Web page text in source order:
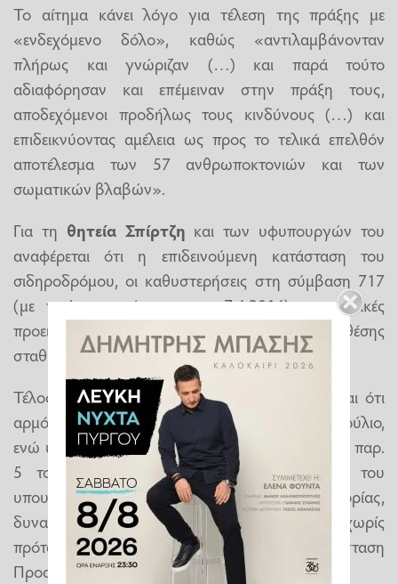
Το αίτημα κάνει λόγο για τέλεση της πράξης με
«ενδεχόμενο δόλο», καθώς «αντιλαμβάνονταν
πλήρως και γνώριζαν (…) και παρά τούτο
αδιαφόρησαν και επέμειναν στην πράξη τους,
αποδεχόμενοι προδήλως τους κινδύνους (…) και
επιδεικνύοντας αμέλεια ως προς το τελικά επελθόν
αποτέλεσμα των 57 ανθρωποκτονιών και των
σωματικών βλαβών».
Για τη θητεία Σπίρτζη και των υφυπουργών του
αναφέρεται ότι η επιδεινούμενη κατάσταση του
σιδηροδρόμου, οι καθυστερήσεις στη σύμβαση 717
(με πρώτη παράταση στις 7.6.2016), οι σχετικές
προειδοποιήσεις και η κατάργηση της δεύτερης θέσης
σταθμάρχη ανάγονται σε εκείνη την περίοδο.
Τέλος, για την αποσβεστική προθεσμία τονίζεται ότι
αρμόδιοι είναι η Βουλή και το Δικαστικό Συμβούλιο,
ενώ υπενθυμίζεται η δυνατότητα του άρθρου 86 παρ.
5 του Συντάγματος για αίτημα του ίδιου του
υπουργού να ζητήσει τον έλεγχο της κατηγορίας,
δυνατότητα που δεν μπορεί να ενεργοποιηθεί χωρίς
πρόταση 30 τουλάχιστον βουλευτών για τη σύσταση
Προανακριτικής Επιτροπής.